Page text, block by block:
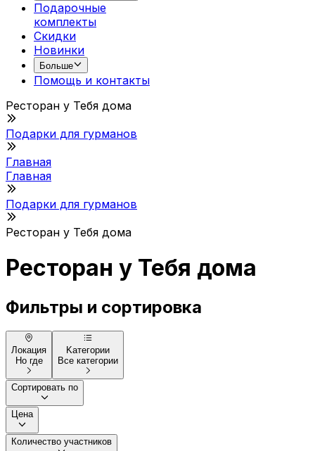
Подарочные
комплекты
Скидки
Новинки
Больше
Помощь и контакты
Ресторан у Тебя дома
Подарки для гурманов
Главная
Главная
Подарки для гурманов
Ресторан у Тебя дома
Ресторан у Тебя дома
Фильтры и сортировка
Локация
Но где
Kатегории
Все категории
Сортировать по
Цена
Количество участников